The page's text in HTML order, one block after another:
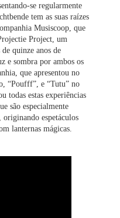
se regularmente
tem as suas raízes
Musiscoop, que
Project, um
quinze anos de
e sombra por ambos os
que apresentou no
“Poufff”, e “Tutu” no
todas estas experiências
são especialmente
originando espetáculos
lanternas mágicas.